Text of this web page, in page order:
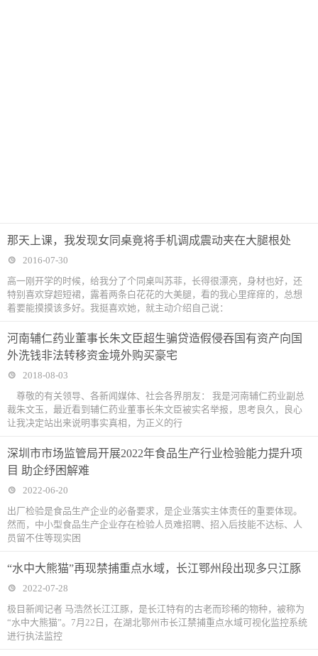
那天上课，我发现女同桌竟将手机调成震动夹在大腿根处
2016-07-30
高一刚开学的时候，给我分了个同桌叫苏菲，长得很漂亮，身材也好，还
特别喜欢穿超短裙，露着两条白花花的大美腿，看的我心里痒痒的，总想
着要能摸摸该多好。我挺喜欢她，就主动介绍自己说：
河南辅仁药业董事长朱文臣超生骗贷造假侵吞国有资产向国
外洗钱非法转移资金境外购买豪宅
2018-08-03
尊敬的有关领导、各新闻媒体、社会各界朋友： 我是河南辅仁药业副总
裁朱文玉，最近看到辅仁药业董事长朱文臣被实名举报，思考良久，良心
让我决定站出来说明事实真相，为正义的行
深圳市市场监管局开展2022年食品生产行业检验能力提升项
目 助企纾困解难
2022-06-20
出厂检验是食品生产企业的必备要求，是企业落实主体责任的重要体现。
然而，中小型食品生产企业存在检验人员难招聘、招入后技能不达标、人
员留不住等现实困
“水中大熊猫”再现禁捕重点水域，长江鄂州段出现多只江豚
2022-07-28
极目新闻记者 马浩然长江江豚，是长江特有的古老而珍稀的物种，被称为
“水中大熊猫”。7月22日，在湖北鄂州市长江禁捕重点水域可视化监控系统
进行执法监控